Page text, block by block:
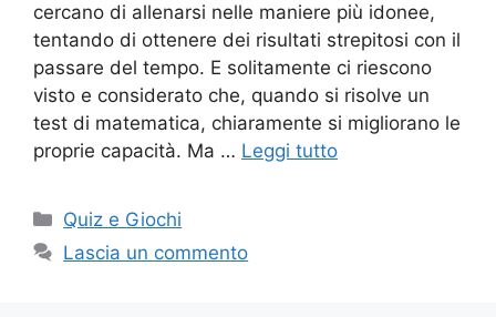
cercano di allenarsi nelle maniere più idonee,
tentando di ottenere dei risultati strepitosi con il
passare del tempo. E solitamente ci riescono
visto e considerato che, quando si risolve un
test di matematica, chiaramente si migliorano le
proprie capacità. Ma … Leggi tutto
Categorie
Quiz e Giochi
Lascia un commento